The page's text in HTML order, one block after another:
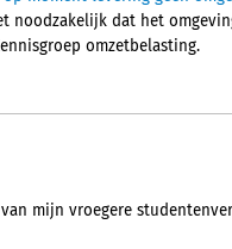
noodzakelijk dat het
omzetbelasting.
mijn vroegere